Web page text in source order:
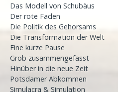
Das Modell von Schubäus
Der rote Faden
Die Politik des Gehorsams
Die Transformation der Welt
Eine kurze Pause
Grob zusammengefasst
Hinüber in die neue Zeit
Potsdamer Abkommen
Simulacra & Simulation